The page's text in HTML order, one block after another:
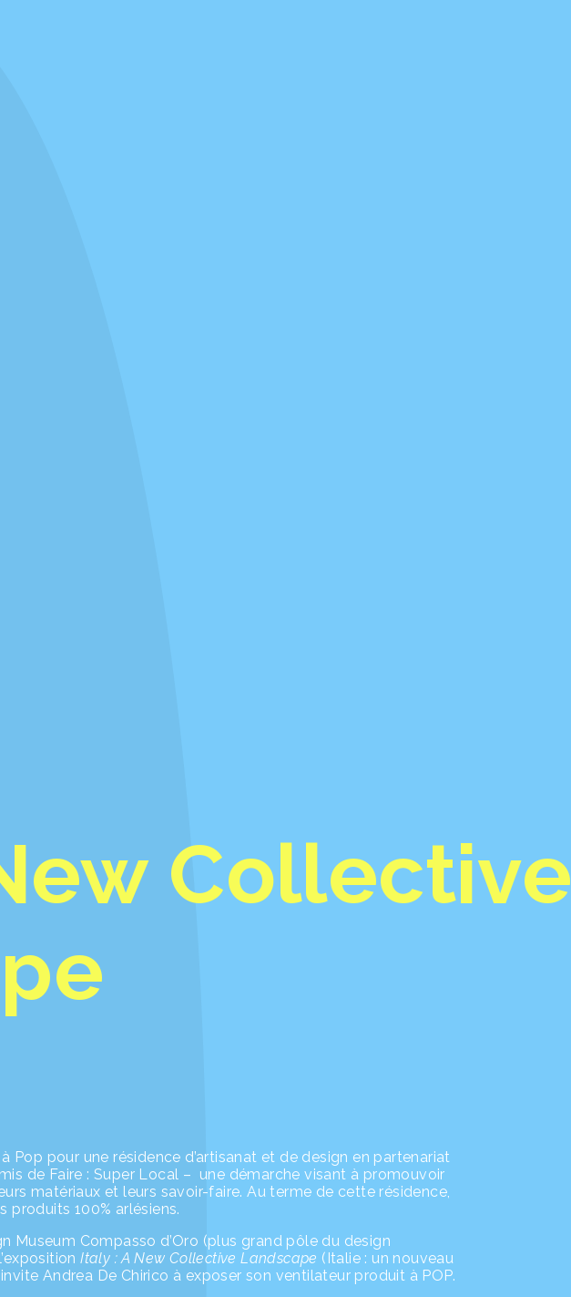
Collective
Pop pour une résidence d’artisanat et de design en partenariat
de Faire : Super Local – une démarche visant à promouvoir
matériaux et leurs savoir-faire. Au terme de cette résidence,
produits 100% arlésiens.
Museum Compasso d’Oro (plus grand pôle du design
Italy : A New Collective Landscape (Italie : un nouveau
Andrea De Chirico à exposer son ventilateur produit à POP.